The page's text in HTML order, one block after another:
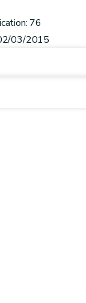
76
03/2015